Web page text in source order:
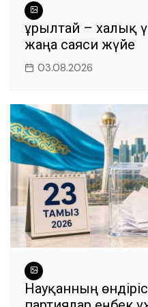
Құрылтай – халық
жаңа саяси жүйе
03.08.2026
Науқанның